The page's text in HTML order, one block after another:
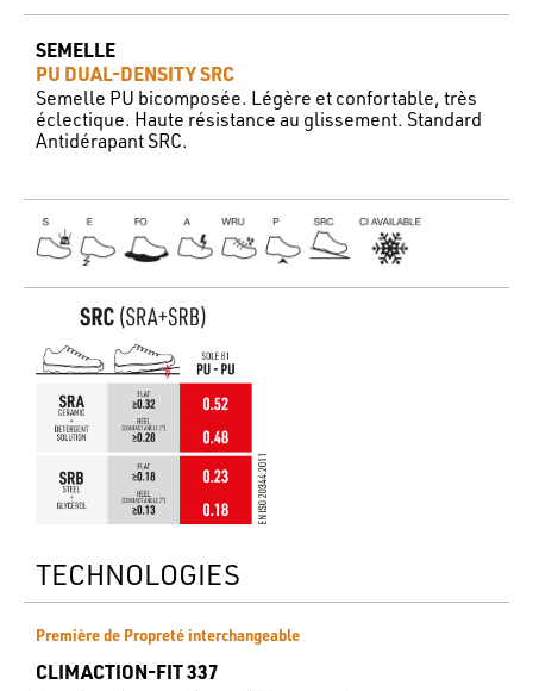
SEMELLE
PU DUAL-DENSITY SRC
Semelle PU bicomposée. Légère et confortable, très
éclectique. Haute résistance au glissement. Standard
Antidérapant SRC.
TECHNOLOGIES
Première de Propreté interchangeable
CLIMACTION-FIT 337